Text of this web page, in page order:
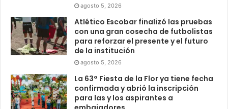
agosto 5, 2026
Atlético Escobar finalizó las pruebas
con una gran cosecha de futbolistas
para reforzar el presente y el futuro
de la institución
agosto 5, 2026
La 63° Fiesta de la Flor ya tiene fecha
confirmada y abrió la inscripción
para las y los aspirantes a